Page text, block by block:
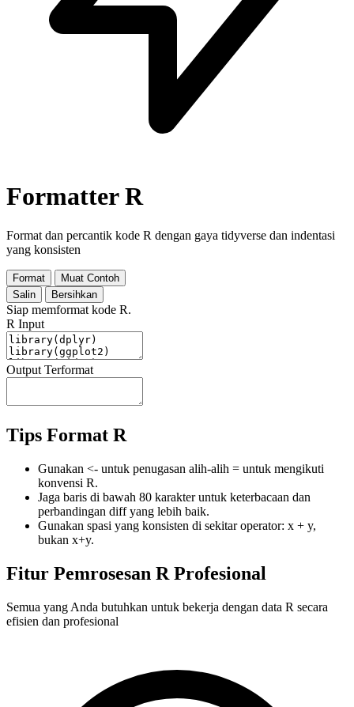
Formatter R
Format dan percantik kode R dengan gaya tidyverse dan indentasi
yang konsisten
Format
Muat Contoh
Salin
Bersihkan
Siap memformat kode R.
R Input
Output Terformat
Tips Format R
Gunakan <- untuk penugasan alih-alih = untuk mengikuti
konvensi R.
Jaga baris di bawah 80 karakter untuk keterbacaan dan
perbandingan diff yang lebih baik.
Gunakan spasi yang konsisten di sekitar operator: x + y,
bukan x+y.
Fitur Pemrosesan R Profesional
Semua yang Anda butuhkan untuk bekerja dengan data R secara
efisien dan profesional